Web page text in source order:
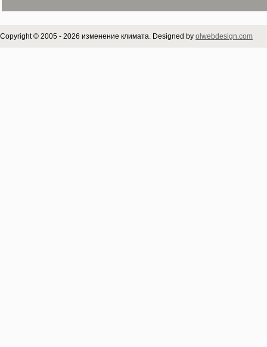
Copyright © 2005 - 2026 изменение климата. Designed by olwebdesign.com